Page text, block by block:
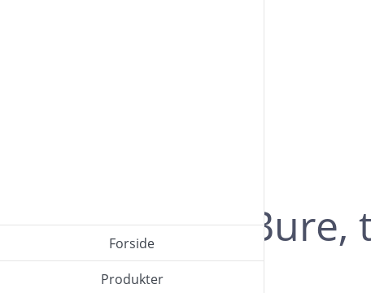
Forside
Produkter
Bure,